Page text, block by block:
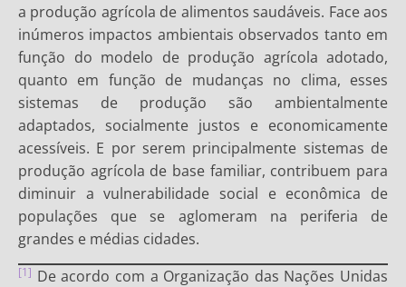
a produção agrícola de alimentos saudáveis. Face aos
inúmeros impactos ambientais observados tanto em
função do modelo de produção agrícola adotado,
quanto em função de mudanças no clima, esses
sistemas de produção são ambientalmente
adaptados, socialmente justos e economicamente
acessíveis. E por serem principalmente sistemas de
produção agrícola de base familiar, contribuem para
diminuir a vulnerabilidade social e econômica de
populações que se aglomeram na periferia de
grandes e médias cidades.
[1] De acordo com a Organização das Nações Unidas